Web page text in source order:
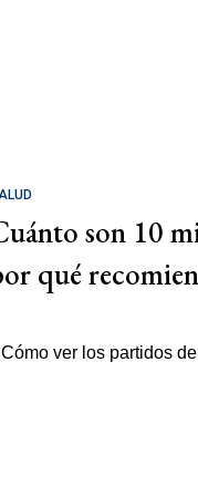
son 10
qué